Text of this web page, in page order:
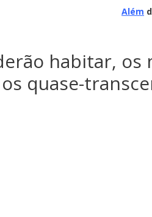
Além
habitar, os
quase-